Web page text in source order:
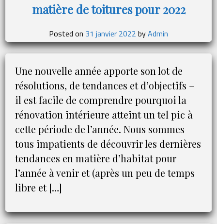
murs
ne
sous-
estimez
pas
ce
fléau
!
matière de toitures pour 2022
Posted on 31 janvier 2022 byAdmin
Une nouvelle année apporte son lot de
résolutions, de tendances et d’objectifs –
il est facile de comprendre pourquoi la
rénovation intérieure atteint un tel pic à
cette période de l’année. Nous sommes
tous impatients de découvrir les dernières
tendances en matière d’habitat pour
l’année à venir et (après un peu de temps
libre et […]